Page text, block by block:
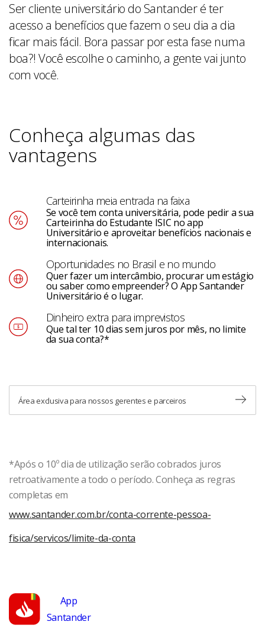
Ser cliente universitário do Santander é ter
acesso a benefícios que fazem o seu dia a dia
ficar mais fácil. Bora passar por esta fase numa
boa?! Você escolhe o caminho, a gente vai junto
com você.
Conheça algumas das
vantagens
Carteirinha meia entrada na faixa
Se você tem conta universitária, pode pedir a sua
Carteirinha do Estudante ISIC no app
Universitário e aproveitar benefícios nacionais e
internacionais.
Oportunidades no Brasil e no mundo
Quer fazer um intercâmbio, procurar um estágio
ou saber como empreender? O App Santander
Universitário é o lugar.
Dinheiro extra para imprevistos
Que tal ter 10 dias sem juros por mês, no limite
da sua conta?*
Área exclusiva para nossos gerentes e parceiros
*Após o 10º dia de utilização serão cobrados juros
retroativamente a todo o período. Conheça as regras
completas em
www.santander.com.br/conta-corrente-pessoa-
fisica/servicos/limite-da-conta
App
Santander